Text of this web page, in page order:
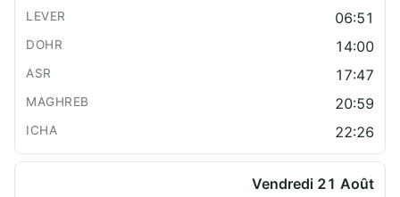
06:51
14:00
17:47
20:59
22:26
Vendredi 21 Août